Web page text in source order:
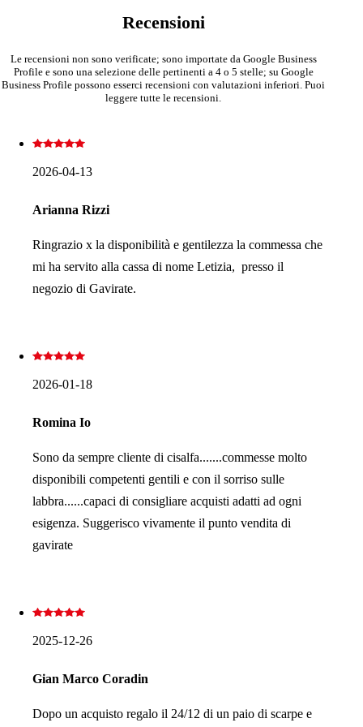
Recensioni
Le recensioni non sono verificate; sono importate da Google Business
Profile e sono una selezione delle pertinenti a 4 o 5 stelle; su Google
Business Profile possono esserci recensioni con valutazioni inferiori. Puoi
leggere tutte le recensioni.
2026-04-13
Arianna Rizzi
Ringrazio x la disponibilità e gentilezza la commessa che
mi ha servito alla cassa di nome Letizia, presso il
negozio di Gavirate.
2026-01-18
Romina Io
Sono da sempre cliente di cisalfa.......commesse molto
disponibili competenti gentili e con il sorriso sulle
labbra......capaci di consigliare acquisti adatti ad ogni
esigenza. Suggerisco vivamente il punto vendita di
gavirate
2025-12-26
Gian Marco Coradin
Dopo un acquisto regalo il 24/12 di un paio di scarpe e